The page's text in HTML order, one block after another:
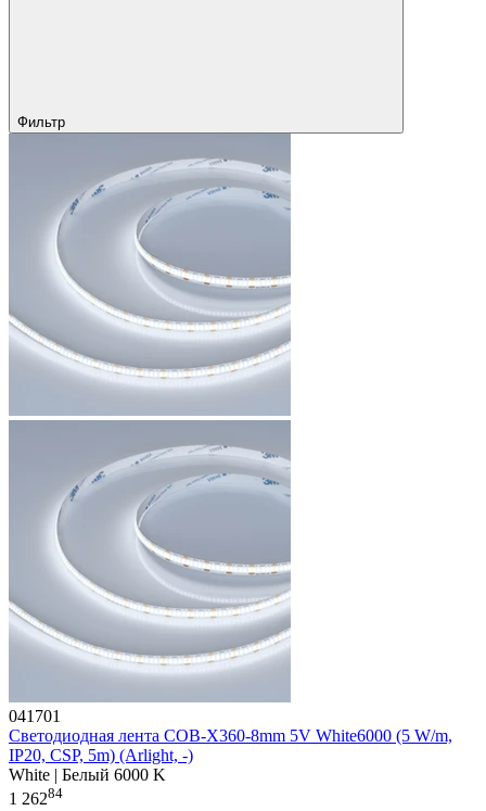
Фильтр
041701
Светодиодная лента COB-X360-8mm 5V White6000 (5 W/m,
IP20, CSP, 5m) (Arlight, -)
White | Белый 6000 K
1 26284